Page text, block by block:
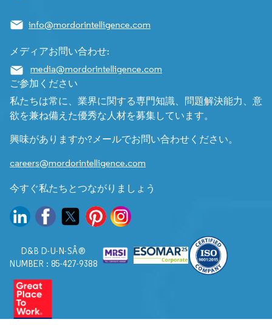
info@mordorintelligence.com
メディアお問い合わせ:
media@mordorintelligence.com
ご参加ください
私たちは常に、業界に関する専門知識、問題解決能力、意
欲を兼ね備えた優秀な人材を募集しています。
興味がありますか?メールでお問い合わせください。
careers@mordorintelligence.com
今すぐ私たちとつながりましょう
D&B D-U-N-SÂ®
NUMBER : 85-427-9388